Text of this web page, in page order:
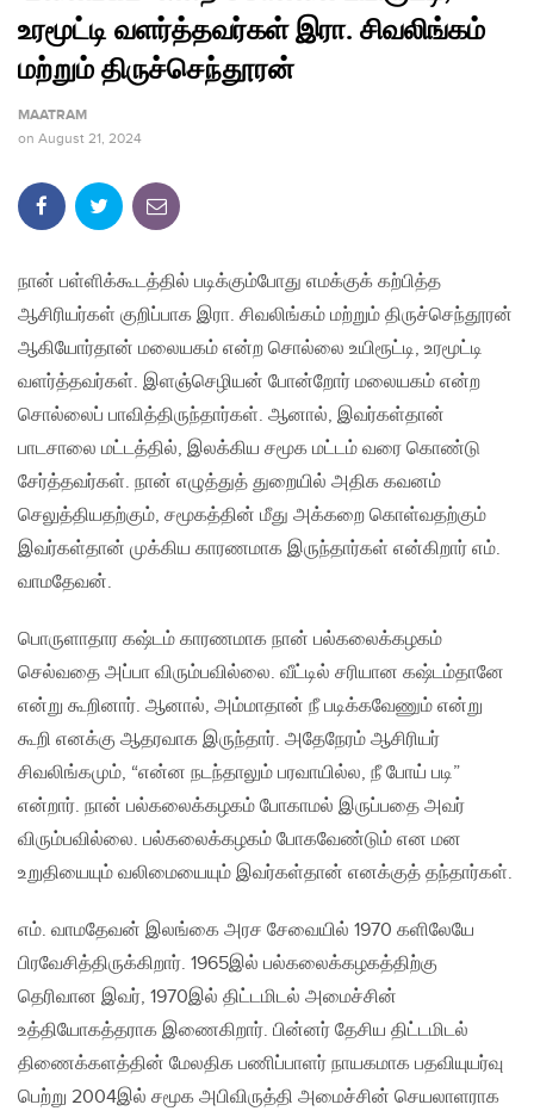
உரமூட்டி வளர்த்தவர்கள் இரா. சிவலிங்கம்
மற்றும் திருச்செந்தூரன்
MAATRAM
on August 21, 2024
நான் பள்ளிக்கூடத்தில் படிக்கும்போது எமக்குக் கற்பித்த
ஆசிரியர்கள் குறிப்பாக இரா. சிவலிங்கம் மற்றும் திருச்செந்தூரன்
ஆகியோர்தான் மலையகம் என்ற சொல்லை உயிரூட்டி, உரமூட்டி
வளர்த்தவர்கள். இளஞ்செழியன் போன்றோர் மலையகம் என்ற
சொல்லைப் பாவித்திருந்தார்கள். ஆனால், இவர்கள்தான்
பாடசாலை மட்டத்தில், இலக்கிய சமூக மட்டம் வரை கொண்டு
சேர்த்தவர்கள். நான் எழுத்துத் துறையில் அதிக கவனம்
செலுத்தியதற்கும், சமூகத்தின் மீது அக்கறை கொள்வதற்கும்
இவர்கள்தான் முக்கிய காரணமாக இருந்தார்கள் என்கிறார் எம்.
வாமதேவன்.
பொருளாதார கஷ்டம் காரணமாக நான் பல்கலைக்கழகம்
செல்வதை அப்பா விரும்பவில்லை. வீட்டில் சரியான கஷ்டம்தானே
என்று கூறினார். ஆனால், அம்மாதான் நீ படிக்கவேணும் என்று
கூறி எனக்கு ஆதரவாக இருந்தார். அதேநேரம் ஆசிரியர்
சிவலிங்கமும், “என்ன நடந்தாலும் பரவாயில்ல, நீ போய் படி”
என்றார். நான் பல்கலைக்கழகம் போகாமல் இருப்பதை அவர்
விரும்பவில்லை. பல்கலைக்கழகம் போகவேண்டும் என மன
உறுதியையும் வலிமையையும் இவர்கள்தான் எனக்குத் தந்தார்கள்.
எம். வாமதேவன் இலங்கை அரச சேவையில் 1970 களிலேயே
பிரவேசித்திருக்கிறார். 1965இல் பல்கலைக்கழகத்திற்கு
தெரிவான இவர், 1970இல் திட்டமிடல் அமைச்சின்
உத்தியோகத்தராக இணைகிறார். பின்னர் தேசிய திட்டமிடல்
திணைக்களத்தின் மேலதிக பணிப்பாளர் நாயகமாக பதவியுயர்வு
பெற்று 2004இல் சமூக அபிவிருத்தி அமைச்சின் செயலாளராக